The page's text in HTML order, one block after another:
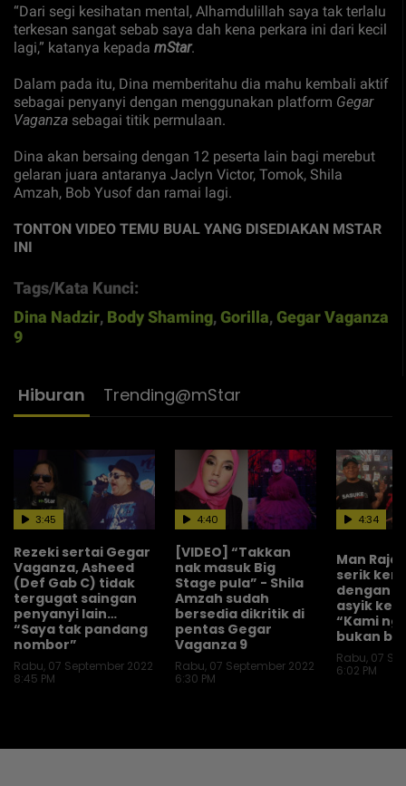
“Dari segi kesihatan mental, Alhamdulillah saya tak terlalu
terkesan sangat sebab saya dah kena perkara ini dari kecil
lagi,” katanya kepada mStar.
Dalam pada itu, Dina memberitahu dia mahu kembali aktif
sebagai penyanyi dengan menggunakan platform Gegar
Vaganza sebagai titik permulaan.
Dina akan bersaing dengan 12 peserta lain bagi merebut
gelaran juara antaranya Jaclyn Victor, Tomok, Shila
Amzah, Bob Yusof dan ramai lagi.
TONTON VIDEO TEMU BUAL YANG DISEDIAKAN MSTAR
INI
Tags/Kata Kunci:
Dina Nadzir, Body Shaming,Gorilla,Gegar Vaganza
9
Hiburan Trending@mStar
Rezeki sertai Gegar
Vaganza, Asheed
(Def Gab C) tidak
tergugat saingan
penyanyi lain…
“Saya tak pandang
nombor”
Rabu, 07 September 2022
8:45 PM
3:45
[VIDEO] “Takkan
nak masuk Big
Stage pula” - Shila
Amzah sudah
bersedia dikritik di
pentas Gegar
Vaganza 9
Rabu, 07 September 2022
6:30 PM
4:40
Man Raja
serik
dengan
asyik
“Kami
bukan
Rabu, 07
6:02 PM
4:34